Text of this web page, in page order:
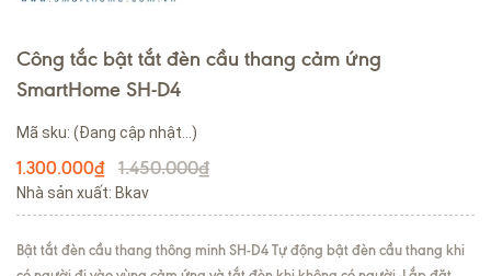
Công tắc bật tắt đèn cầu thang cảm ứng
SmartHome SH-D4
Mã sku: (Đang cập nhật...)
1.300.000₫ 1.450.000₫
Nhà sản xuất: Bkav
Bật tắt đèn cầu thang thông minh SH-D4 Tự động bật đèn cầu thang khi